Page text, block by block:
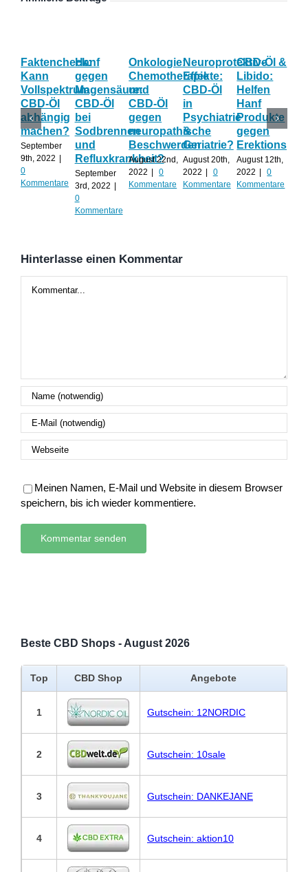
Faktencheck:
Kann
Vollspektrum
CBD-Öl
abhängig
machen?
September
9th, 2022
0
Kommentare
Hanf
gegen
Magensäure:
CBD-Öl
bei
Sodbrennen
und
Refluxkrankheit?
September
3rd, 2022
0
Kommentare
Onkologie:
Chemotherapie
und
CBD-Öl
gegen
neuropathische
Beschwerden
August 22nd,
2022
0
Kommentare
Neuroprotektive
Effekte:
CBD-Öl
in
Psychiatrie
&
Geriatrie?
August 20th,
2022
0
Kommentare
CBD-Öl &
Libido:
Helfen
Hanf
Produkte
gegen
August 12th,
2022
0
Kommentare
Hinterlasse einen Kommentar
Meinen Namen, E-Mail und Website in diesem Browser
speichern, bis ich wieder kommentiere.
Beste CBD Shops - August 2026
Top CBD Shop Angebote
1 Gutschein: 12NORDIC
2 Gutschein: 10sale
3 Gutschein: DANKEJANE
4 Gutschein: aktion10